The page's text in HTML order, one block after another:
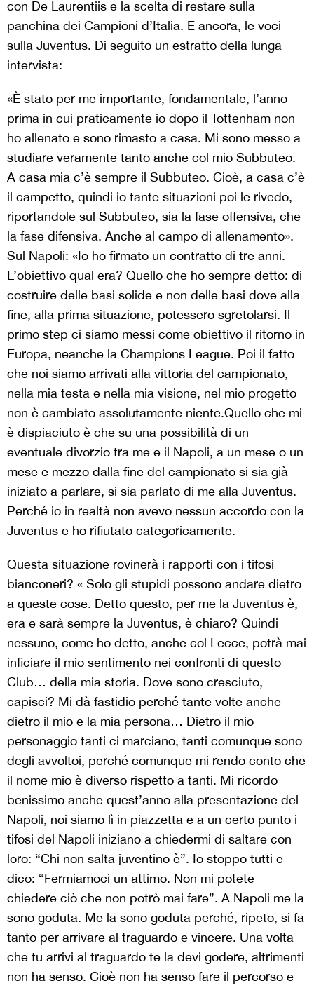
con De Laurentiis e la scelta di restare sulla
panchina dei Campioni d’Italia. E ancora, le voci
sulla Juventus. Di seguito un estratto della lunga
intervista:
«È stato per me importante, fondamentale, l’anno
prima in cui praticamente io dopo il Tottenham non
ho allenato e sono rimasto a casa. Mi sono messo a
studiare veramente tanto anche col mio Subbuteo.
A casa mia c’è sempre il Subbuteo. Cioè, a casa c’è
il campetto, quindi io tante situazioni poi le rivedo,
riportandole sul Subbuteo, sia la fase offensiva, che
la fase difensiva. Anche al campo di allenamento».
Sul Napoli: «Io ho firmato un contratto di tre anni.
L’obiettivo qual era? Quello che ho sempre detto: di
costruire delle basi solide e non delle basi dove alla
fine, alla prima situazione, potessero sgretolarsi. Il
primo step ci siamo messi come obiettivo il ritorno in
Europa, neanche la Champions League. Poi il fatto
che noi siamo arrivati alla vittoria del campionato,
nella mia testa e nella mia visione, nel mio progetto
non è cambiato assolutamente niente.Quello che mi
è dispiaciuto è che su una possibilità di un
eventuale divorzio tra me e il Napoli, a un mese o un
mese e mezzo dalla fine del campionato si sia già
iniziato a parlare, si sia parlato di me alla Juventus.
Perché io in realtà non avevo nessun accordo con la
Juventus e ho rifiutato categoricamente.
Questa situazione rovinerà i rapporti con i tifosi
bianconeri? « Solo gli stupidi possono andare dietro
a queste cose. Detto questo, per me la Juventus è,
era e sarà sempre la Juventus, è chiaro? Quindi
nessuno, come ho detto, anche col Lecce, potrà mai
inficiare il mio sentimento nei confronti di questo
Club… della mia storia. Dove sono cresciuto,
capisci? Mi dà fastidio perché tante volte anche
dietro il mio e la mia persona… Dietro il mio
personaggio tanti ci marciano, tanti comunque sono
degli avvoltoi, perché comunque mi rendo conto che
il nome mio è diverso rispetto a tanti. Mi ricordo
benissimo anche quest’anno alla presentazione del
Napoli, noi siamo lì in piazzetta e a un certo punto i
tifosi del Napoli iniziano a chiedermi di saltare con
loro: “Chi non salta juventino è”. Io stoppo tutti e
dico: “Fermiamoci un attimo. Non mi potete
chiedere ciò che non potrò mai fare”. A Napoli me la
sono goduta. Me la sono goduta perché, ripeto, si fa
tanto per arrivare al traguardo e vincere. Una volta
che tu arrivi al traguardo te la devi godere, altrimenti
non ha senso. Cioè non ha senso fare il percorso e